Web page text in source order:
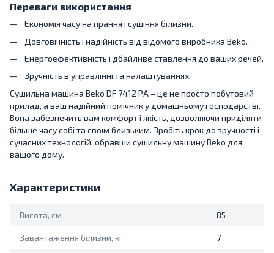
Переваги використання
Економія часу на прання і сушіння білизни.
Довговічність і надійність від відомого виробника Beko.
Енергоефективність і дбайливе ставлення до ваших речей.
Зручність в управлінні та налаштуваннях.
Сушильна машина Beko DF 7412 PA – це не просто побутовий
прилад, а ваш надійний помічник у домашньому господарстві.
Вона забезпечить вам комфорт і якість, дозволяючи приділяти
більше часу собі та своїм близьким. Зробіть крок до зручності і
сучасних технологій, обравши сушильну машину Beko для
вашого дому.
Характеристики
Висота, см 85
Завантаження білизни, кг 7